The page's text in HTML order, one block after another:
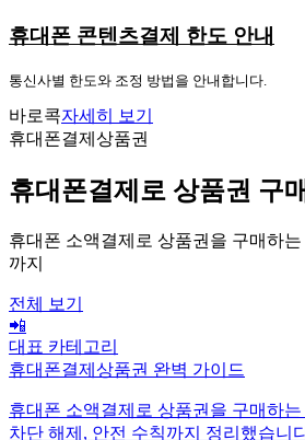
휴대폰 콘텐츠결제 한도 안내
통신사별 한도와 조정 방법을 안내합니다.
바로콕자세히 보기
휴대폰결제상품권
휴대폰결제로 상품권 구
휴대폰 소액결제로 상품권을 구매하
까지
전체 보기
📲
대표 카테고리
휴대폰결제상품권 완벽 가이드
휴대폰 소액결제로 상품권을 구매하
차단 해제, 안전 수칙까지 정리했습니